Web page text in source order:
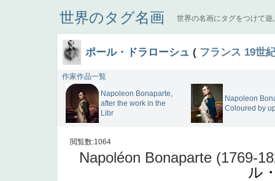
世界のタグ名画 世界の名画にタグをつけて遊
ポール・ドラローシュ ( フランス 19世
作家作品一覧
Napoleon Bonaparte,
after the work in the
Libr
Napoleon
Coloured by
閲覧数:1064
Napoléon Bonaparte (1769-
ル